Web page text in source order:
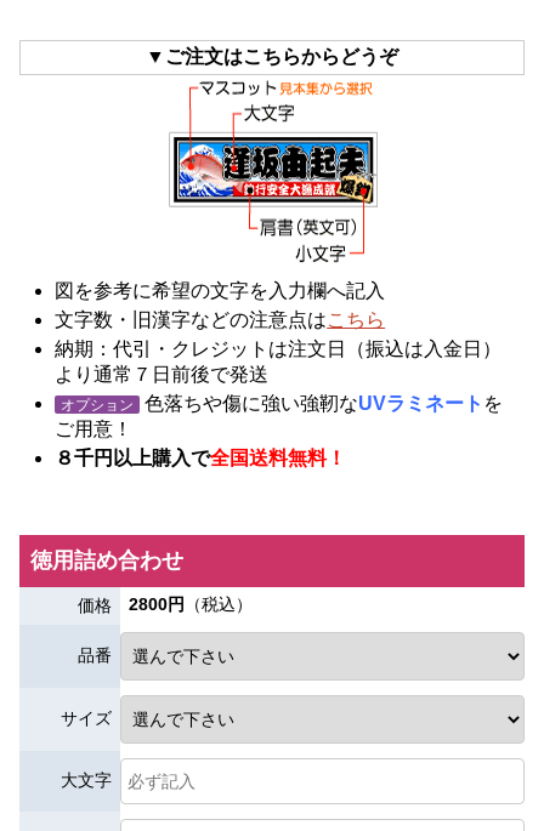
▼ご注文はこちらからどうぞ
図を参考に希望の文字を入力欄へ記入
文字数・旧漢字などの注意点はこちら
納期：代引・クレジットは注文日（振込は入金日）
より通常７日前後で発送
オプション 色落ちや傷に強い強靭なUVラミネート を
ご用意！
８千円以上購入で全国送料無料！
徳用詰め合わせ
価格 2800円 （税込）
品番
サイズ
大文字